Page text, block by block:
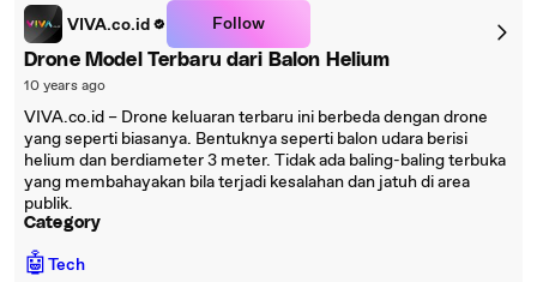
VIVA.co.id Follow
Drone Model Terbaru dari Balon Helium
10 years ago
VIVA.co.id – Drone keluaran terbaru ini berbeda dengan drone
yang seperti biasanya. Bentuknya seperti balon udara berisi
helium dan berdiameter 3 meter. Tidak ada baling-baling terbuka
yang membahayakan bila terjadi kesalahan dan jatuh di area
publik.
Category
🤖Tech